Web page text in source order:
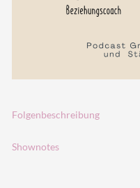
Folgenbeschreibung
Shownotes